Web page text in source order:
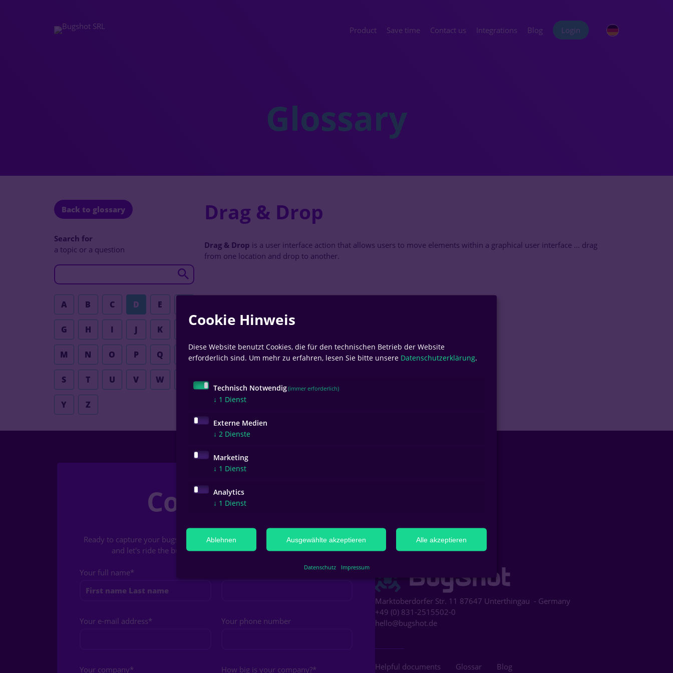
Product Save time Contact us Integrations Blog Login
Glossary
Back to glossary
Search for
a topic or a question
A B C D E
G H I J K
M N O P Q
S T U V W
Y Z
Drag & Drop
Drag & Drop is a user interface action that allows users to move elements within a graphical user interface ... drag
from one location and drop to another.
Contact us
Ready to capture your bugs in the wild world of BugShot? Send us a message
and let's ride the bug carousel together. We are here for you.
Your full name*
Your e-mail address* Your phone number
Your company* How big is your company?*
Marktoberdorfer Str. 11 87647 Unterthingau - Germany
+49 (0) 831-2515502-0
hello@bugshot.de
Helpful documents Glossar Blog
Cookie Hinweis
Diese Website benutzt Cookies, die für den technischen Betrieb der Website
erforderlich sind. Um mehr zu erfahren, lesen Sie bitte unsere Datenschutzerklärung.
Technisch Notwendig(immer erforderlich)
↓ 1 Dienst
Externe Medien
↓ 2 Dienste
Marketing
↓ 1 Dienst
Analytics
↓ 1 Dienst
Ablehnen Ausgewählte akzeptieren Alle akzeptieren
Datenschutz Impressum